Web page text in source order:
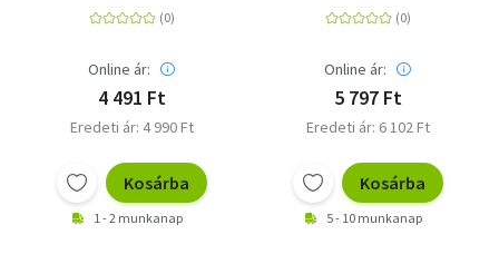
Online ár:
4 491 Ft
Eredeti ár: 4 990 Ft
Kosárba
1 - 2 munkanap
Online ár:
5 797 Ft
Eredeti ár: 6 102 Ft
Kosárba
5 - 10 munkanap